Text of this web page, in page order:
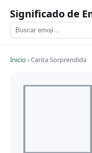
Significado de
Inicio›Carita Sorprendida